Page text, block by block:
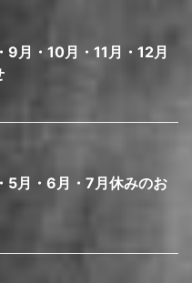
9月・10月・11月・12月
5月・6月・7月休みのお